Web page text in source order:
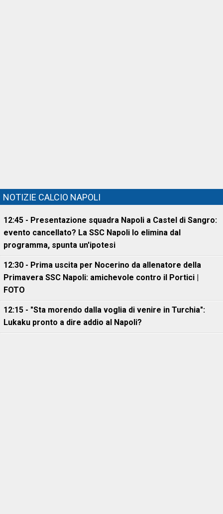
NOTIZIE CALCIO NAPOLI
12:45 - Presentazione squadra Napoli a Castel di Sangro:
evento cancellato? La SSC Napoli lo elimina dal
programma, spunta un'ipotesi
12:30 - Prima uscita per Nocerino da allenatore della
Primavera SSC Napoli: amichevole contro il Portici |
FOTO
12:15 - "Sta morendo dalla voglia di venire in Turchia":
Lukaku pronto a dire addio al Napoli?